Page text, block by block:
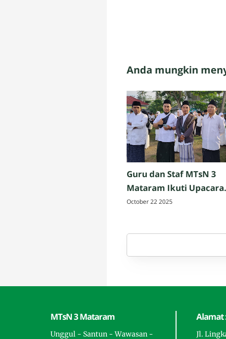
Anda mungkin
Guru dan Staf MTsN 3
Mataram Ikuti Upacara
Peringatan Hari Santri
October 22 2025
MTsN 3 Mataram
Unggul - Santun - Wawasan -
Alamat
Jl.